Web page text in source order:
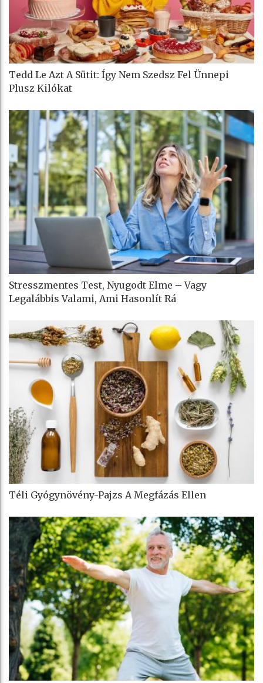
Tedd Le Azt A Sütit: Így Nem Szedsz Fel Ünnepi
Plusz Kilókat
Stresszmentes Test, Nyugodt Elme – Vagy
Legalábbis Valami, Ami Hasonlít Rá
Téli Gyógynövény-Pajzs A Megfázás Ellen